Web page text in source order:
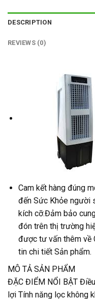
DESCRIPTION
REVIEWS (0)
Cam kết hàng đúng
đến Sức Khỏe người
kích cỡ.Đảm bảo
đón trên thị trường
được tư vấn thêm về
tin chi tiết Sản phẩm.
MÔ TẢ SẢN PHẨM
ĐẶC ĐIỂM NỔI BẬT
lợi Tính năng lọc không